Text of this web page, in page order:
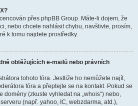
přes phpBB Group. Máte-li dojem, že
nebo chcete nahlásit chybu, navštivte, prosím,
k tomu najdete prostředky.
obtěžujících e-mailů nebo právních
tohoto fóra. Jestliže ho nemůžete najít,
fóra a přeptejte se na kontakt. Pokud se
domény (zkuste vyhledat na „whois“) nebo,
(např. yahoo, IC, webzdarma, atd.),